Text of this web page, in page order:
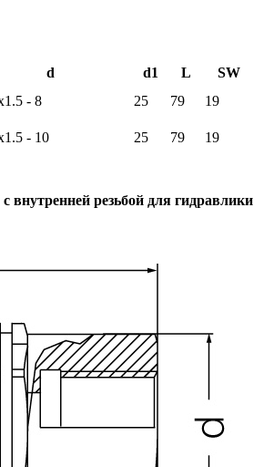
d d1 L
SW
- 8 25 79
19
- 10 25 79 19
внутренней резьбой для гидравлики